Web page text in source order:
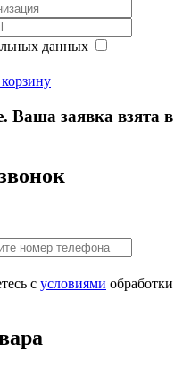
данных
Ваша заявка взята в
с условиями обработки